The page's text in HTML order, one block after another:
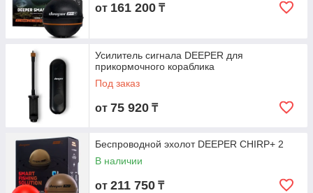
от 161 200 ₸
Усилитель сигнала DEEPER для
прикормочного кораблика
Под заказ
от 75 920 ₸
Беспроводной эхолот DEEPER CHIRP+ 2
В наличии
от 211 750 ₸